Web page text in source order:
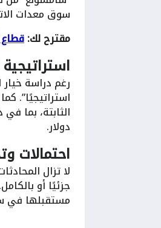
سوق معدات
مقترح لك:
رغم دراسة خيار
استراتيجيًا”.
دولار​.
احتمالات
لا تزال
جزئيًا أو
مستقبلها في